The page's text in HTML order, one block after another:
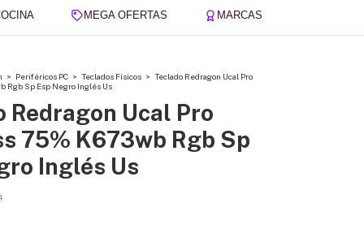
MEGA OFERTAS MARCAS
> Periféricos PC > Teclados Físicos > Teclado Redragon Ucal Pro
Rgb Sp Esp Negro Inglés Us
Redragon Ucal Pro
75% K673wb Rgb Sp
Inglés Us